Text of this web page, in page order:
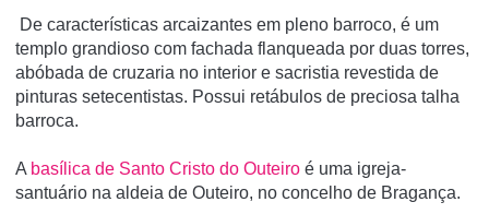
De características arcaizantes em pleno barroco, é um
templo grandioso com fachada flanqueada por duas torres,
abóbada de cruzaria no interior e sacristia revestida de
pinturas setecentistas. Possui retábulos de preciosa talha
barroca.
A basí­lica de Santo Cristo do Outeiro é uma igreja-
santuário na aldeia de Outeiro, no concelho de Bragança.